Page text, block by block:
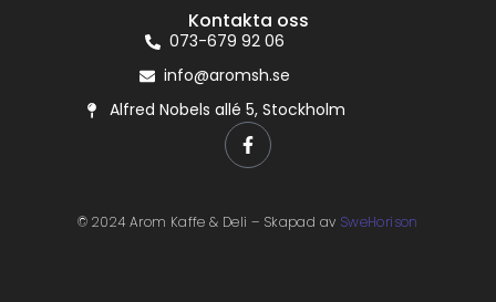
Kontakta oss
073-679 92 06
info@aromsh.se
Alfred Nobels allé 5, Stockholm
© 2024 Arom Kaffe & Deli – Skapad av SweHorison